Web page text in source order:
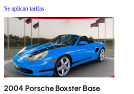
Se aplican tarifas
2004 Porsche Boxster Base